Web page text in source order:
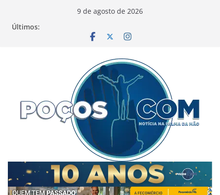
9 de agosto de 2026
Últimos: